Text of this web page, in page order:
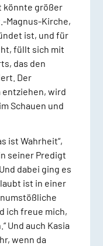
könnte größer
Magnus-Kirche,
ist, und für
füllt sich mit
das den
Der
entziehen, wird
Schauen und
ist Wahrheit“,
seiner Predigt
dabei ging es
ist in einer
ich freue mich,
Und auch Kasia
wenn da